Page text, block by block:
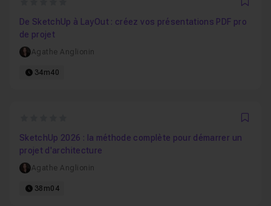
De SketchUp à LayOut : créez vos présentations PDF pro
de projet
Agathe Anglionin
34m40
SketchUp 2026 : la méthode complète pour démarrer un
projet d'architecture
Agathe Anglionin
38m04